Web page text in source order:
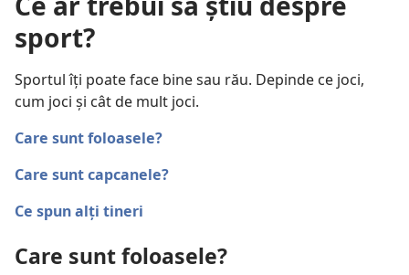
sport?
Sportul îți poate face bine sau rău. Depinde ce joci,
cum joci și cât de mult joci.
Care sunt foloasele?
Care sunt capcanele?
Ce spun alți tineri
Care sunt foloasele?